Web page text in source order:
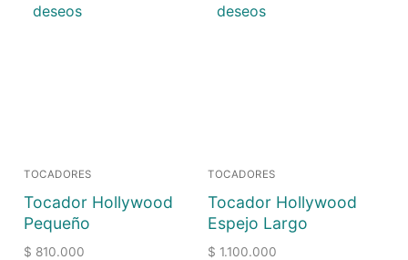
deseos
TOCADORES
Tocador Hollywood
Pequeño
$ 810.000
deseos
TOCADORES
Tocador Hollywood
Espejo Largo
$ 1.100.000